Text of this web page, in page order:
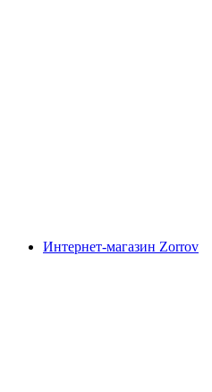
Интернет-магазин Zorrov